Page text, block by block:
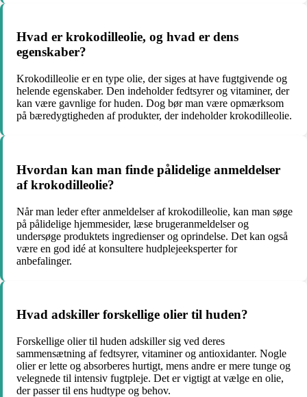
Hvad er krokodilleolie, og hvad er dens
egenskaber?
Krokodilleolie er en type olie, der siges at have fugtgivende og
helende egenskaber. Den indeholder fedtsyrer og vitaminer, der
kan være gavnlige for huden. Dog bør man være opmærksom
på bæredygtigheden af produkter, der indeholder krokodilleolie.
Hvordan kan man finde pålidelige anmeldelser
af krokodilleolie?
Når man leder efter anmeldelser af krokodilleolie, kan man søge
på pålidelige hjemmesider, læse brugeranmeldelser og
undersøge produktets ingredienser og oprindelse. Det kan også
være en god idé at konsultere hudplejeeksperter for
anbefalinger.
Hvad adskiller forskellige olier til huden?
Forskellige olier til huden adskiller sig ved deres
sammensætning af fedtsyrer, vitaminer og antioxidanter. Nogle
olier er lette og absorberes hurtigt, mens andre er mere tunge og
velegnede til intensiv fugtpleje. Det er vigtigt at vælge en olie,
der passer til ens hudtype og behov.